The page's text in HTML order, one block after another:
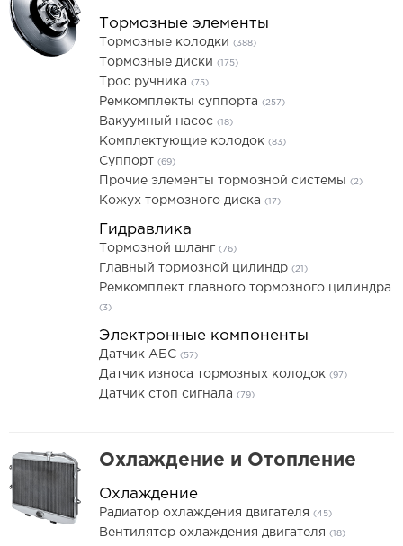
Тормозные элементы
Тормозные колодки (388)
Тормозные диски (175)
Трос ручника (75)
Ремкомплекты суппорта (257)
Вакуумный насос (18)
Комплектующие колодок (83)
Суппорт (69)
Прочие элементы тормозной системы (2)
Кожух тормозного диска (17)
Гидравлика
Тормозной шланг (76)
Главный тормозной цилиндр (21)
Ремкомплект главного тормозного цилиндра
(3)
Электронные компоненты
Датчик АБС (57)
Датчик износа тормозных колодок (97)
Датчик стоп сигнала (79)
Охлаждение и Отопление
Охлаждение
Радиатор охлаждения двигателя (45)
Вентилятор охлаждения двигателя (18)